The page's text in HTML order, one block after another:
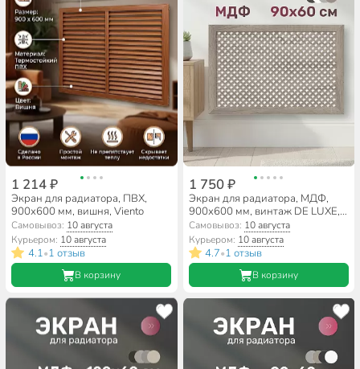
1 214 ₽
Экран для радиатора, ПВХ,
900х600 мм, вишня, Viento
Самовывоз: 10 августа
Курьером: 10 августа
4.1•1 отзыв
В корзину
1 750 ₽
Экран для радиатора, МДФ,
900х600 мм, винтаж DE LUXE,
Готико, Стильный Дом
Самовывоз: 10 августа
Курьером: 10 августа
4.7•1 отзыв
В корзину